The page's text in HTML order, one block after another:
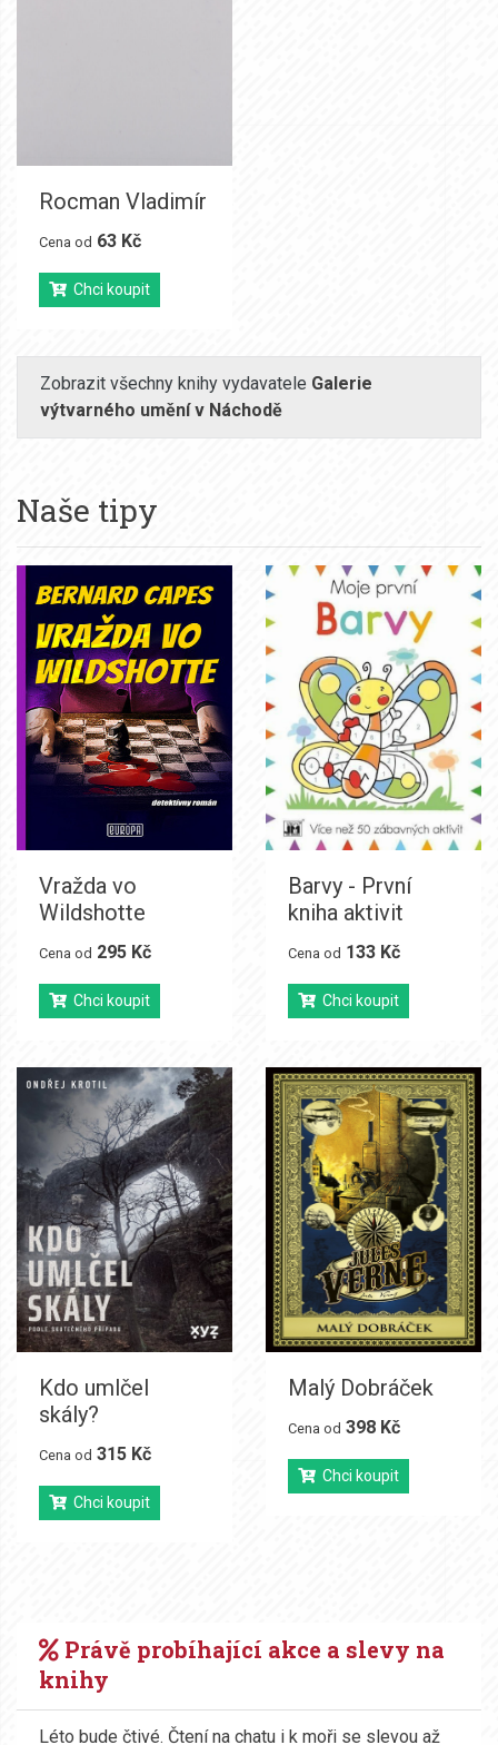
Rocman Vladimír
Cena od 63 Kč
Chci koupit
Zobrazit všechny knihy vydavatele Galerie
výtvarného umění v Náchodě
Naše tipy
Vražda vo
Wildshotte
Cena od 295 Kč
Chci koupit
Barvy - První
kniha aktivit
Cena od 133 Kč
Chci koupit
Kdo umlčel
skály?
Cena od 315 Kč
Chci koupit
Malý Dobráček
Cena od 398 Kč
Chci koupit
Právě probíhající akce a slevy na
knihy
Léto bude čtivé. Čtení na chatu i k moři se slevou až